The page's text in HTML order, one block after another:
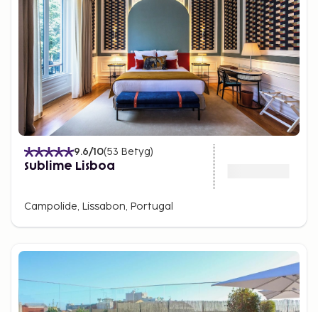
9.6/10(53 Betyg)
Sublime Lisboa
Campolide, Lissabon, Portugal